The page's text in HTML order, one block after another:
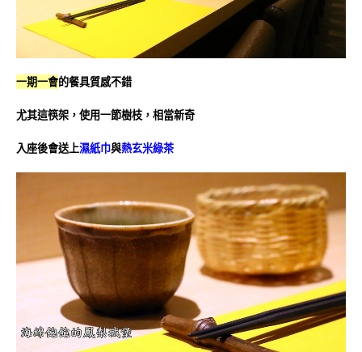
一期一會的餐具質感不錯
尤其這筷架，使用一節樹枝，相當新奇
入座後會送上濕紙巾與熱玄米綠茶